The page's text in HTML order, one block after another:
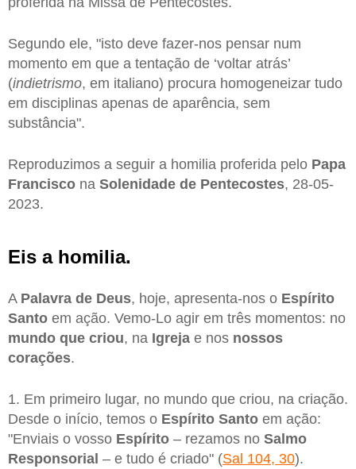
Segundo ele, "isto deve fazer-nos pensar num
momento em que a tentação de ‘voltar atrás’
(indietrismo, em italiano) procura homogeneizar tudo
em disciplinas apenas de aparência, sem
substância".
Reproduzimos a seguir a homilia proferida pelo Papa
Francisco na Solenidade de Pentecostes, 28-05-
2023.
Eis a homilia.
A Palavra de Deus, hoje, apresenta-nos o Espírito
Santo em ação. Vemo-Lo agir em três momentos: no
mundo que criou, na Igreja e nos nossos
corações.
1. Em primeiro lugar, no mundo que criou, na criação.
Desde o início, temos o Espírito Santo em ação:
"Enviais o vosso Espírito – rezamos no Salmo
Responsorial – e tudo é criado" (Sal 104, 30).